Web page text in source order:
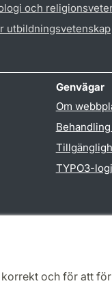
och för att
och
utbildningsvetenskap
Genvägar
Om
TYPO3-